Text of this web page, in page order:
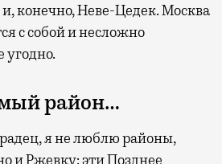
конечно, Неве-Цедек. Москва
с собой и несложно
угодно.
район…
я не люблю районы,
и Ржевку: эти Позднее